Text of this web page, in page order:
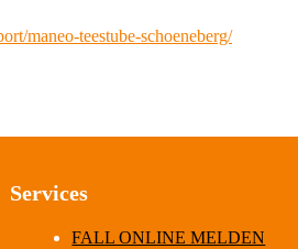
maneo-teestube-schoeneberg/
Services
FALL ONLINE MELDEN